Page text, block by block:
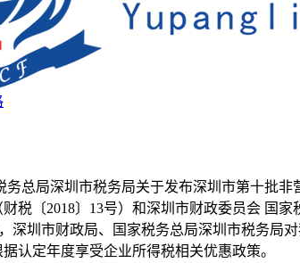
务总局深圳市税务局关于发布深圳市第十批
税〔2018〕13号）和深圳市财政委员会 国
深圳市财政局、国家税务总局深圳市税务
据认定年度享受企业所得税相关优惠政策